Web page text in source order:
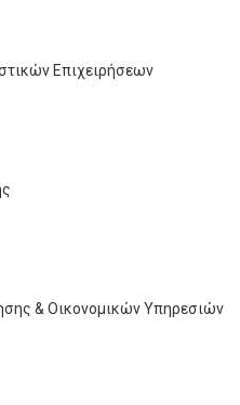
Επιχειρήσεων
& Οικονομικών Υπηρεσιών